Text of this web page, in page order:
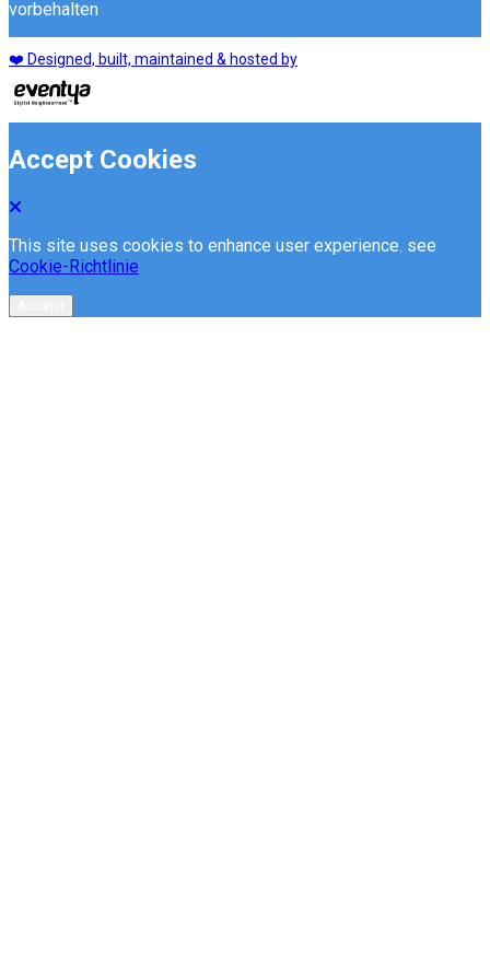
vorbehalten
❤️ Designed, built, maintained & hosted by
Accept Cookies
This site uses cookies to enhance user experience. see
Cookie-Richtlinie